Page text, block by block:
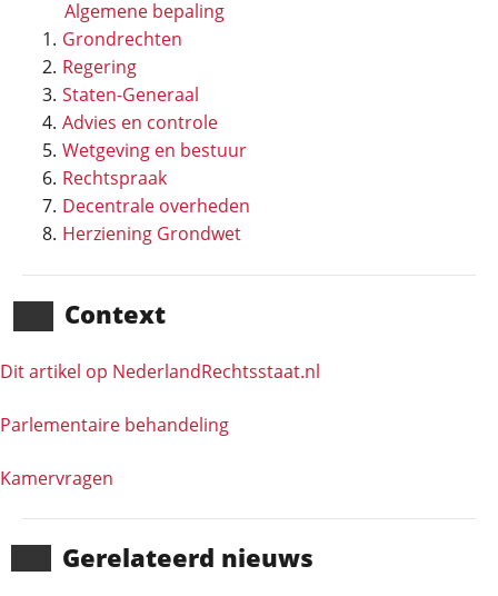
Algemene bepaling
Grondrechten
Regering
Staten-Generaal
Advies en controle
Wetgeving en bestuur
Rechtspraak
Decentrale overheden
Herziening Grondwet
Context
Dit artikel op NederlandRechts­staat.nl
Parlementaire behandeling
Kamervragen
Gerela­teerd nieuws